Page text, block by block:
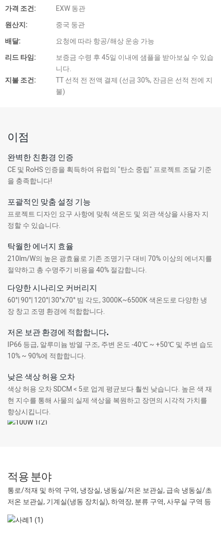
가격 조건:
EXW 동관
원산지:
중국 둥관
배달:
요청에 따라 항공/해상 운송 가능
리드 타임:
보증금 수령 후 45일 이내에 샘플을 받아보실 수 있습
니다.
지불 조건:
TT 선적 전 전액 결제 (선금 30%, 잔금은 선적 전에 지
불)
이점
완벽한 친환경 인증
CE 및 RoHS 인증을 획득하여 유럽의 "탄소 중립" 프로젝트 조달 기준
을 충족합니다!
포괄적인 맞춤 설정 기능
프로젝트 디자인 요구 사항에 맞춰 색온도 및 외관 색상을 사용자 지
정할 수 있습니다.
탁월한 에너지 효율
210lm/W의 높은 광효율로 기존 조명기구 대비 70% 이상의 에너지를
절약하고 총 수명주기 비용을 40% 절감합니다.
다양한 시나리오 커버리지
60°| 90°| 120°| 30°x70° 빔 각도, 3000K~6500K 색온도로 다양한 냉
장 창고 조명 환경에 적합합니다.
저온 보관 환경에 적합합니다.
IP66 등급, 알루미늄 방열 구조, 주변 온도 -40℃ ~ +50℃ 및 주변 습도
10% ~ 90%에 적합합니다.
낮은 색상 허용 오차
색상 허용 오차 SDCM < 5로 업계 평균보다 훨씬 낮습니다. 높은 색 재
현 지수를 통해 사물의 실제 색상을 복원하고 장면의 시각적 가치를
향상시킵니다.
적용 분야
통로/적재 및 하역 구역, 냉장실, 냉동실/저온 보관실, 급속 냉동실/초
저온 보관실, 기계실(냉동 장치실), 하역장, 분류 구역, 사무실 구역 등